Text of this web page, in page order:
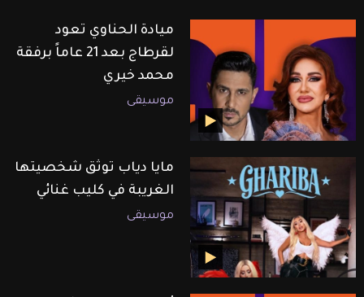
ميادة الحناوي تعود
لقرطاج بعد 21 عاماً برفقة
محمد خيري
موسيقى
مايا دياب توثق شخصيتها
الغريبة في كليب غنائي
موسيقى